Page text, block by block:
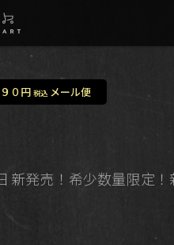
０円 税込メール便
新発売！希少数量限定